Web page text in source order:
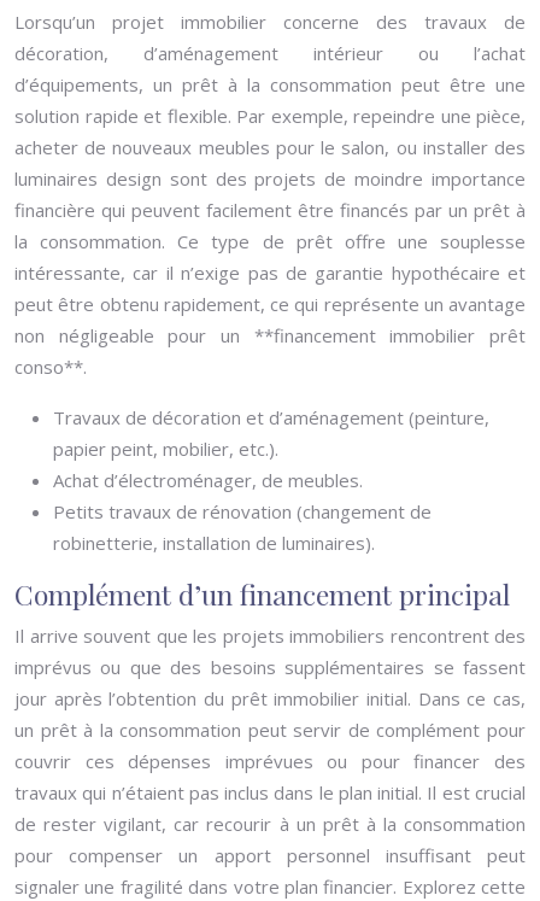
Lorsqu’un projet immobilier concerne des travaux de
décoration, d’aménagement intérieur ou l’achat
d’équipements, un prêt à la consommation peut être une
solution rapide et flexible. Par exemple, repeindre une pièce,
acheter de nouveaux meubles pour le salon, ou installer des
luminaires design sont des projets de moindre importance
financière qui peuvent facilement être financés par un prêt à
la consommation. Ce type de prêt offre une souplesse
intéressante, car il n’exige pas de garantie hypothécaire et
peut être obtenu rapidement, ce qui représente un avantage
non négligeable pour un **financement immobilier prêt
conso**.
Travaux de décoration et d’aménagement (peinture,
papier peint, mobilier, etc.).
Achat d’électroménager, de meubles.
Petits travaux de rénovation (changement de
robinetterie, installation de luminaires).
Complément d’un financement principal
Il arrive souvent que les projets immobiliers rencontrent des
imprévus ou que des besoins supplémentaires se fassent
jour après l’obtention du prêt immobilier initial. Dans ce cas,
un prêt à la consommation peut servir de complément pour
couvrir ces dépenses imprévues ou pour financer des
travaux qui n’étaient pas inclus dans le plan initial. Il est crucial
de rester vigilant, car recourir à un prêt à la consommation
pour compenser un apport personnel insuffisant peut
signaler une fragilité dans votre plan financier. Explorez cette